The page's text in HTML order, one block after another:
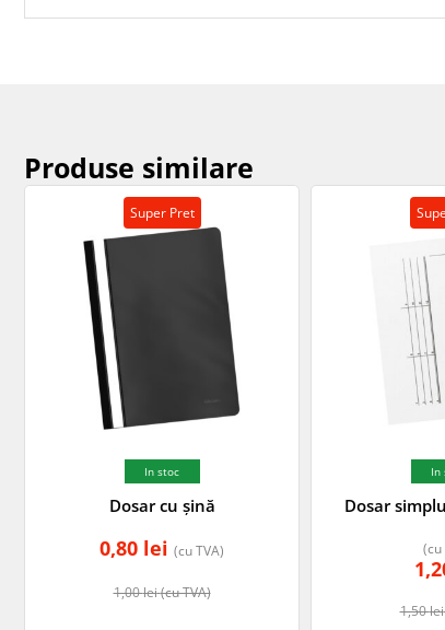
Produse similare
Super Pret
In stoc
Dosar cu șină
1,00lei(cu TVA)
0,80 lei (cu TVA)
In
Dosar
1,50lei
(cu